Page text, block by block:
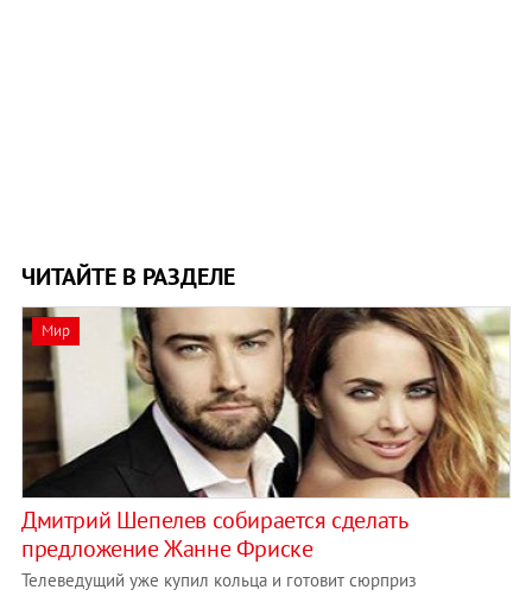
ЧИТАЙТЕ В РАЗДЕЛЕ
Мир
Дмитрий Шепелев собирается сделать
предложение Жанне Фриске
Телеведущий уже купил кольца и готовит сюрприз